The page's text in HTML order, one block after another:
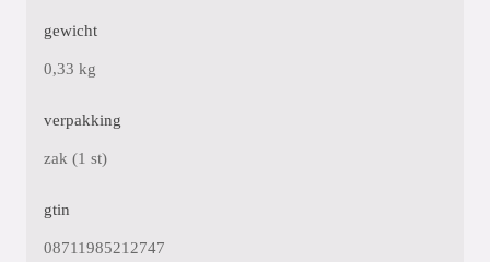
gewicht
0,33 kg
verpakking
zak (1 st)
gtin
08711985212747